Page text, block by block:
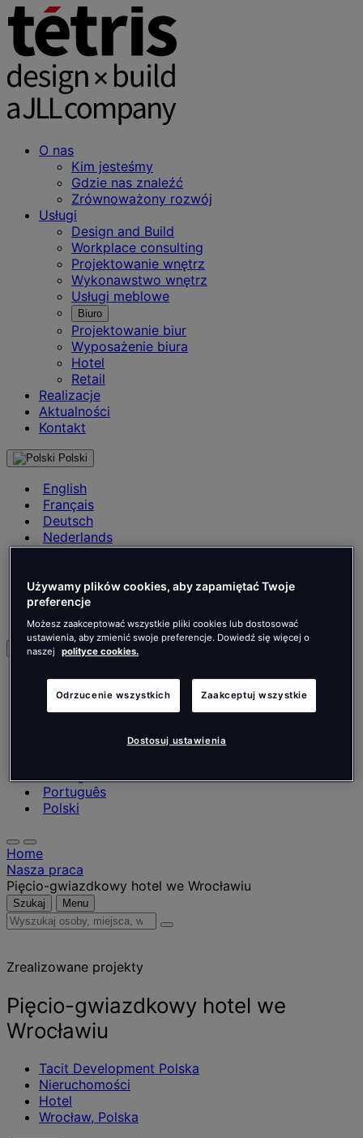
O nas
Kim jesteśmy
Gdzie nas znaleźć
Zrównoważony rozwój
Usługi
Design and Build
Workplace consulting
Projektowanie wnętrz
Wykonawstwo wnętrz
Usługi meblowe
Biuro
Projektowanie biur
Wyposażenie biura
Hotel
Retail
Realizacje
Aktualności
Kontakt
Polski
English
Français
Deutsch
Nederlands
Español
Português
Português
Polski
English
Français
Deutsch
Português
Polski
Home
Nasza praca
Pięcio-gwiazdkowy hotel we Wrocławiu
Szukaj Menu
Wyszukaj
wiadomości
informacje
Zrealizowane projekty
Pięcio-gwiazdkowy hotel we
Wrocławiu
Tacit Development Polska
Nieruchomości
Hotel
Wrocław, Polska
Używamy plików cookies, aby zapamiętać Twoje
preferencje
Możesz zaakceptować wszystkie pliki cookies lub dostosować
ustawienia, aby zmienić swoje preferencje. Dowiedź się więcej o
naszej
polityce cookies.
Odrzucenie wszystkich Zaakceptuj wszystkie
Dostosuj ustawienia